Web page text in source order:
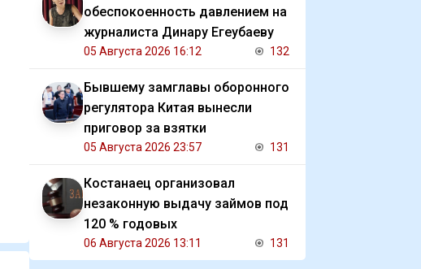
обеспокоенность давлением на
журналиста Динару Егеубаеву
05 Августа 2026 16:12 132
Бывшему замглавы оборонного
регулятора Китая вынесли
приговор за взятки
05 Августа 2026 23:57 131
Костанаец организовал
незаконную выдачу займов под
120 % годовых
06 Августа 2026 13:11 131